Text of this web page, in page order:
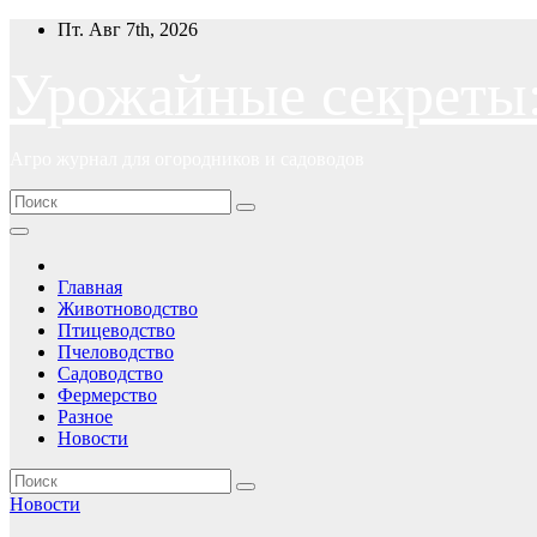
ПерейтиПт. Авг 7th, 2026
Главная
Животноводство
Птицеводство
Пчеловодство
Садоводство
Фермерство
Разное
Новости
Новости